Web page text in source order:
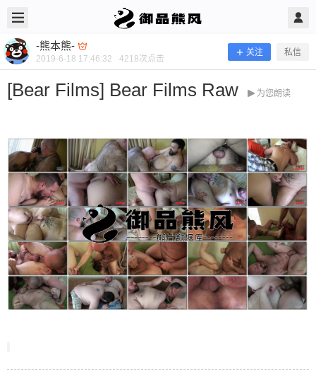
-熊本熊-
2019-6-18 17:46:32 4218次点击
关注 私信
[Bear Films] Bear Films Raw 为您朗读
-熊本熊- @ 御品熊风 2019/6/18
[Bear Films] Bear Films Raw
当前隐藏内容需要支付100熊币 已有42人支付 登录